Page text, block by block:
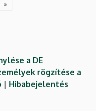
»
a DE
rögzítése a
| Hibabejelentés